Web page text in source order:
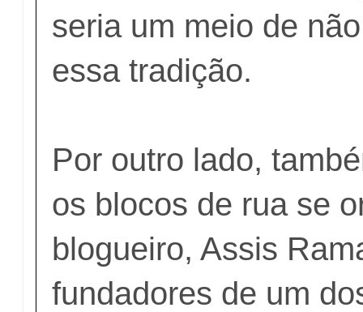
seria um meio de
essa tradição.
Por outro lado,
os blocos de rua se
blogueiro, Assis
fundadores de um